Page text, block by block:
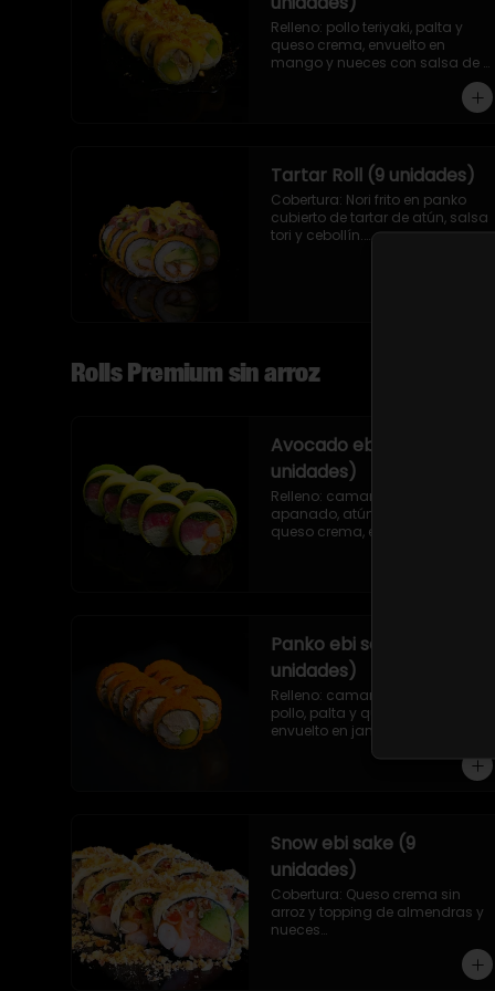
Relleno: pollo teriyaki, palta y
queso crema, envuelto en
mango y nueces con salsa de
Tartar Roll (9 unidades)
Cobertura: Nori frito en panko
cubierto de tartar de atún, salsa
tori y cebollín.
Rolls Premium sin arroz
Avocado ebi maguro (9
unidades)
Relleno: camarón ecuatoriano
apanado, atún, ciboulette y
queso crema, envuelto en palta
Panko ebi serrano (9
unidades)
Relleno: camarón ecuatoriano,
pollo, palta y queso crema,
envuelto en jamón serrano frito
Snow ebi sake (9
unidades)
Cobertura: Queso crema sin
arroz y topping de almendras y
nueces
Relleno: Camarón ecuatoriano,